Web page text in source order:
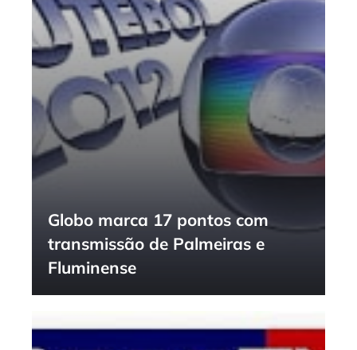
Globo marca 17 pontos com
transmissão de Palmeiras e
Fluminense